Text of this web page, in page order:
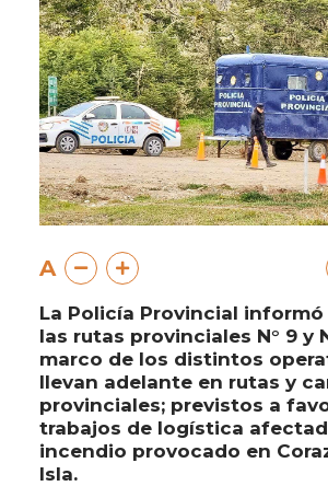
A
La Policía Provincial
las rutas provinciales N° 9 y
marco de los distintos
llevan adelante en rutas y
provinciales; previstos a
trabajos de logística
incendio provocado en
Isla.